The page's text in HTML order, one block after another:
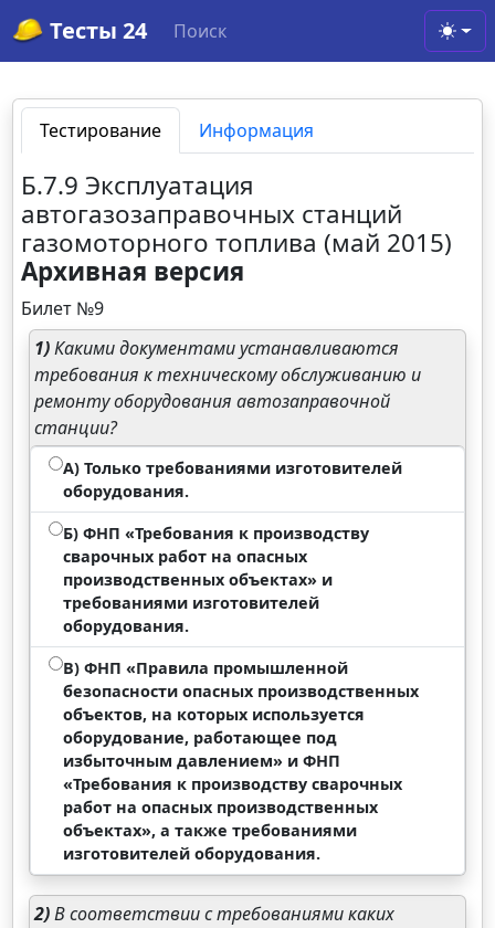
Тесты 24 Поиск
Тестирование Информация
Б.7.9 Эксплуатация
автогазозаправочных станций
газомоторного топлива (май 2015)
Архивная версия
Билет №9
1)Какими документами устанавливаются
требования к техническому обслуживанию и
ремонту оборудования автозаправочной
станции?
А) Только требованиями изготовителей
оборудования.
Б) ФНП «Требования к производству
сварочных работ на опасных
производственных объектах» и
требованиями изготовителей
оборудования.
В) ФНП «Правила промышленной
безопасности опасных производственных
объектов, на которых используется
оборудование, работающее под
избыточным давлением» и ФНП
«Требования к производству сварочных
работ на опасных производственных
объектах», а также требованиями
изготовителей оборудования.
2)В соответствии с требованиями каких